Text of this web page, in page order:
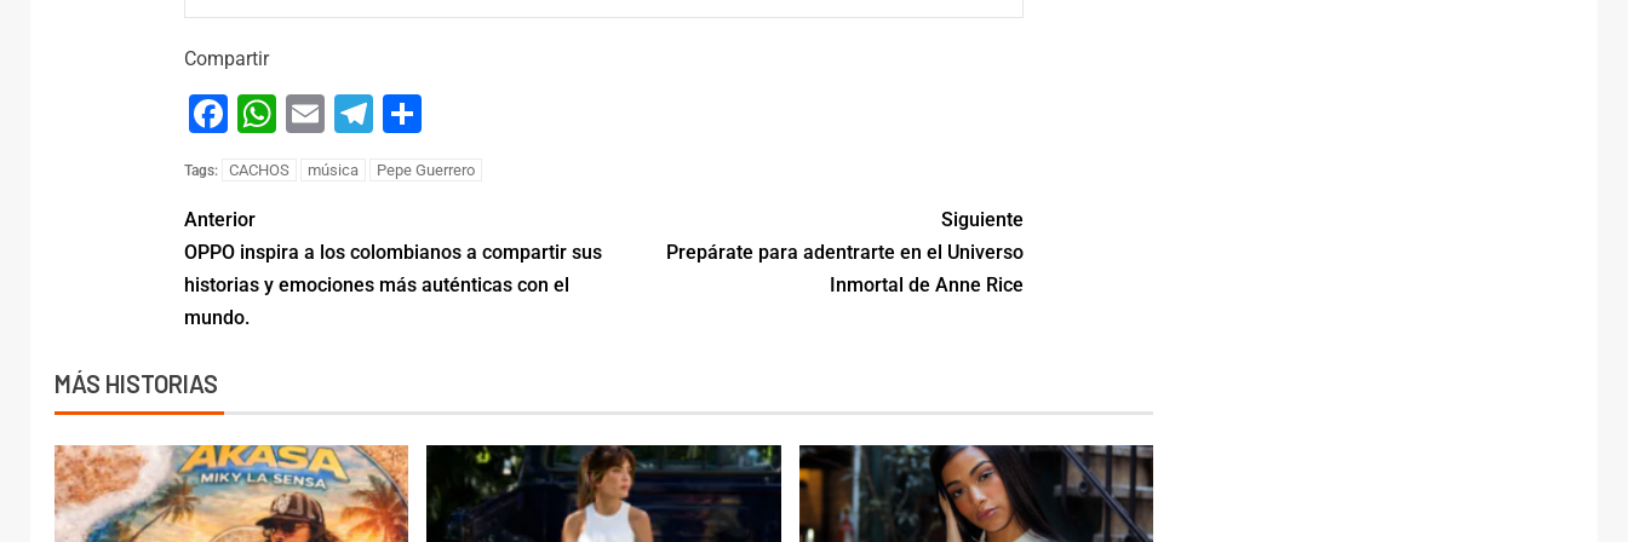
Compartir
Facebook
WhatsApp
EmailTelegram
Compartir
Tags: CACHOS música Pepe Guerrero
Anterior
OPPO inspira a los colombianos a compartir sus
historias y emociones más auténticas con el
mundo.
Siguiente
Prepárate para adentrarte en el Universo
Inmortal de Anne Rice
MÁS HISTORIAS